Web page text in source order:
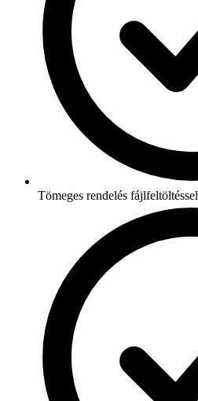
Tömeges rendelés fájlfeltöltéssel